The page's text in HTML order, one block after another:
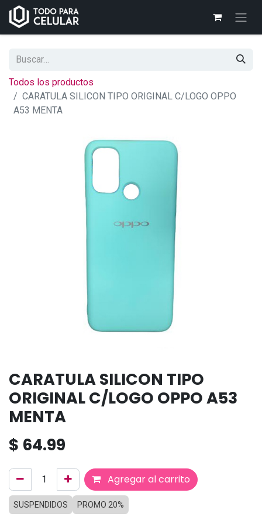
Todos los productos
CARATULA SILICON TIPO ORIGINAL C/LOGO OPPO
A53 MENTA
CARATULA SILICON TIPO
ORIGINAL C/LOGO OPPO A53
MENTA
$ 64.99
Agregar al carrito
SUSPENDIDOS PROMO 20%